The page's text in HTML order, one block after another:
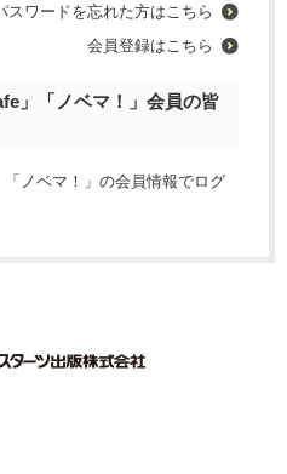
スワードを忘れた方はこちら
会員登録はこちら
」「ノベマ！」会員の皆
ノベマ！」の会員情報でログ